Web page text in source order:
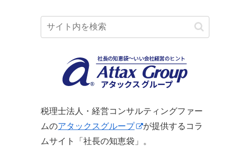
税理士法人・経営コンサルティングファー
ムのアタックスグループ
が提供するコラ
ムサイト「社長の知恵袋」。